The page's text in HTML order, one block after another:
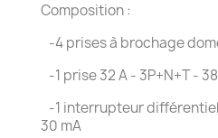
Composition :
-4 prises à brochage
-1 prise 32 A - 3P+N+T -
-1 interrupteur
30 mA